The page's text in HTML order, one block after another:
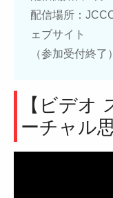
配信場所：
ェブサイト
（参加受付終了）
【ビデオ
ーチャル